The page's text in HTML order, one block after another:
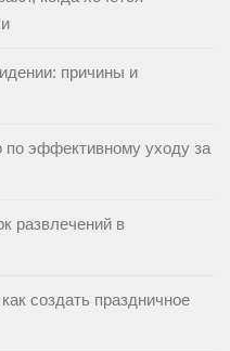
причины и
по эффективному уходу за
развлечений в
создать праздничное